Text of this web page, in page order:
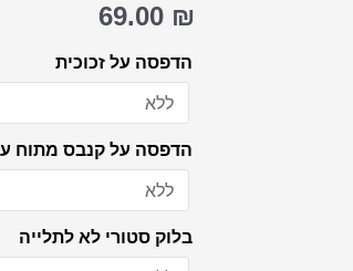
69.00 ₪
הדפסה על זכוכית
הדפסה על קנבס מתוח
בלוק סטורי לא לתלייה
על
קנבס
זכוכית
מחוסמת